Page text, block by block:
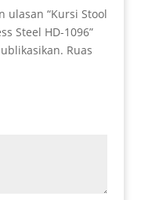
ulasan “Kursi Stool
Steel HD-1096”
Ruas